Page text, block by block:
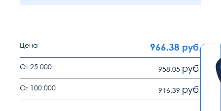
Цена 966.38 руб.
От 25 000 958.05 руб.
От 100 000 916.39 руб.